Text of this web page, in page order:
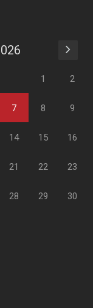
1 2
7 8 9
14 15 16
21 22 23
28 29 30